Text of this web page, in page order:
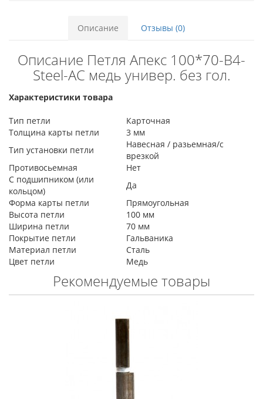
Описание Отзывы (0)
Описание Петля Апекс 100*70-B4-
Steel-AC медь универ. без гол.
Характеристики товара
Тип петли
Карточная
Толщина карты петли
3 мм
Тип установки петли
Навесная / разьемная/с
врезкой
Противосьемная
Нет
С подшипником (или
кольцом)
Да
Форма карты петли
Прямоугольная
Высота петли
100 мм
Ширина петли
70 мм
Покрытие петли
Гальваника
Материал петли
Сталь
Цвет петли
Медь
Рекомендуемые товары